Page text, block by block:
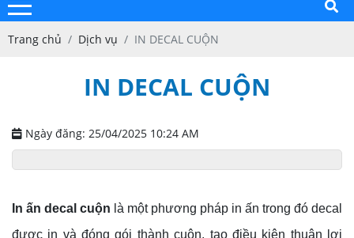
Trang chủ Dịch vụ IN DECAL CUỘN
IN DECAL CUỘN
Ngày đăng: 25/04/2025 10:24 AM
In ấn decal cuộn là một phương pháp in ấn trong đó decal
được in và đóng gói thành cuộn, tạo điều kiện thuận lợi